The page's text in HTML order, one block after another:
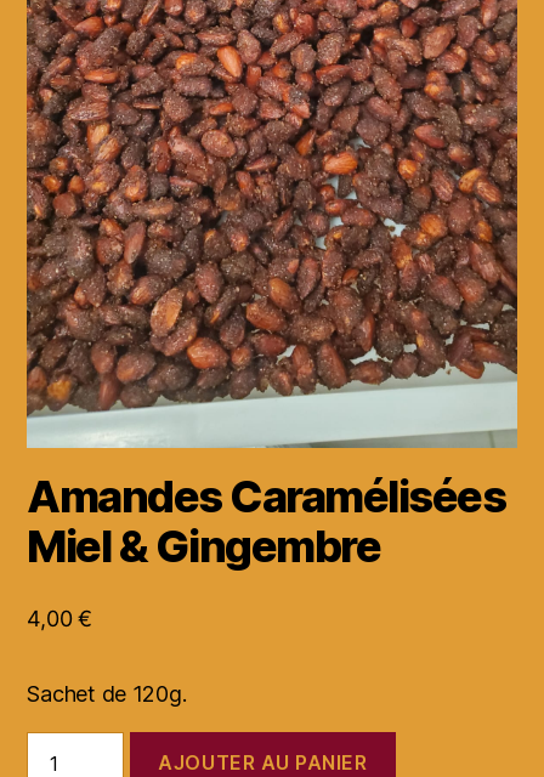
Amandes Caramélisées
Miel & Gingembre
4,00€
Sachet de 120g.
AJOUTER AU PANIER